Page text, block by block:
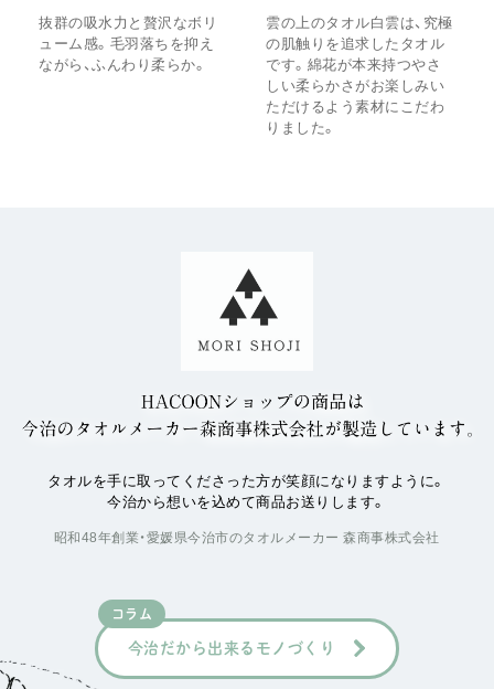
抜群の吸水力と贅沢なボリ
ューム感。毛羽落ちを抑え
ながら、ふんわり柔らか。
雲の上のタオル白雲は、究極
の肌触りを追求したタオル
です。綿花が本来持つやさ
しい柔らかさがお楽しみい
ただけるよう素材にこだわ
りました。
タオルを手に取ってくださった方が笑顔になりますように。
今治から想いを込めて商品お送りします。
昭和48年創業・愛媛県今治市のタオルメーカー 森商事株式会社
コラム
今治だから出来るモノづくり